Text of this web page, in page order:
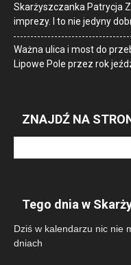
Skarżyszczanka Patrycja
imprezy. I to nie jedyny
Ważna ulica i most do
Lipowe Pole przez rok
ZNAJDŹ NA
Tego dnia w
Dziś w kalendarzu nic nie
dniach